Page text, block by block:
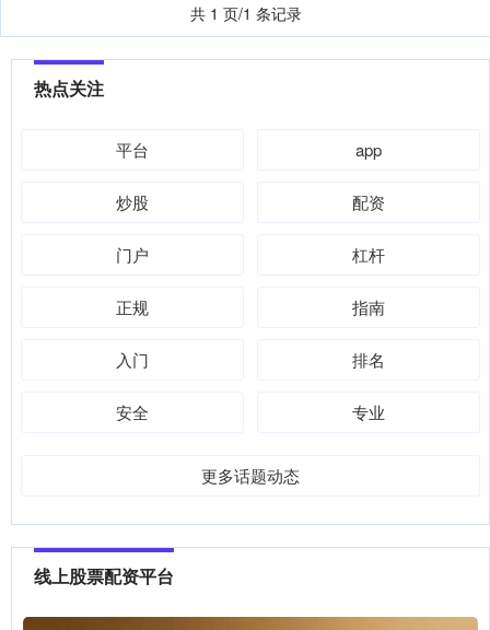
共 1 页/1 条记录
热点关注
平台 app
炒股 配资
门户 杠杆
正规 指南
入门 排名
安全 专业
更多话题动态
线上股票配资平台